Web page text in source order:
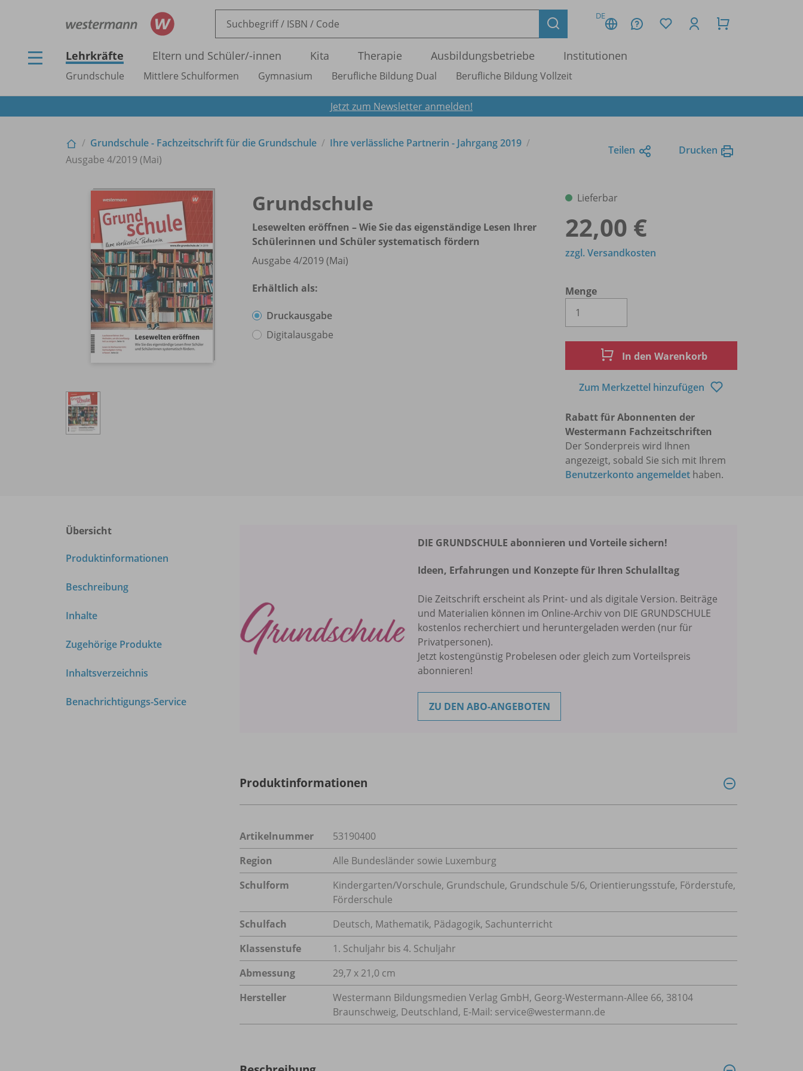
DE
Lehrkräfte Eltern und Schüler/-innen Kita Therapie Ausbildungsbetriebe Institutionen
Grundschule Mittlere Schulformen Gymnasium Berufliche Bildung Dual Berufliche Bildung Vollzeit
Jetzt zum Newsletter anmelden!
Grundschule - Fachzeitschrift für die Grundschule
Ihre verlässliche Partnerin - Jahrgang 2019
Ausgabe 4/2019 (Mai)
Teilen Drucken
Grundschule
Lesewelten eröffnen – Wie Sie das eigenständige Lesen Ihrer
Schülerinnen und Schüler systematisch fördern
Ausgabe 4/2019 (Mai)
Erhältlich als:
Druckausgabe
Digitalausgabe
Lieferbar
22,00 €
Menge
zzgl. Versandkosten
In den Warenkorb
Zum Merkzettel hinzufügen
Rabatt für Abonnenten der
Westermann Fachzeitschriften
Der Sonderpreis wird Ihnen
angezeigt, sobald Sie sich mit Ihrem
Benutzerkonto angemeldet haben.
Übersicht
Produktinformationen
Beschreibung
Inhalte
Zugehörige Produkte
Inhaltsverzeichnis
Benachrichtigungs-Service
DIE GRUNDSCHULE abonnieren und Vorteile sichern!
Ideen, Erfahrungen und Konzepte für Ihren Schulalltag
Die Zeitschrift erscheint als Print- und als digitale Version. Beiträge
und Materialien können im Online-Archiv von DIE GRUNDSCHULE
kostenlos recherchiert und heruntergeladen werden (nur für
Privatpersonen).
Jetzt kostengünstig Probelesen oder gleich zum Vorteilspreis
abonnieren!
ZU DEN ABO-ANGEBOTEN
Produktinformationen
Artikelnummer
53190400
Region
Alle Bundesländer sowie Luxemburg
Schulform
Kindergarten/Vorschule, Grundschule, Grundschule 5/6, Orientierungsstufe, Förderstufe,
Förderschule
Schulfach
Deutsch, Mathematik, Pädagogik, Sachunterricht
Klassenstufe
1. Schuljahr bis 4. Schuljahr
Abmessung
29,7 x 21,0 cm
Hersteller
Westermann Bildungsmedien Verlag GmbH, Georg-Westermann-Allee 66, 38104
Braunschweig, Deutschland, E-Mail: service@westermann.de